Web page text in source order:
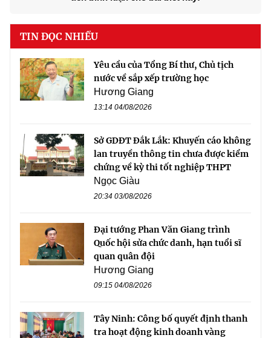
TIN ĐỌC NHIỀU
Yêu cầu của Tổng Bí thư, Chủ tịch
nước về sắp xếp trường học
Hương Giang
13:14 04/08/2026
Sở GDĐT Đắk Lắk: Khuyến cáo không
lan truyền thông tin chưa được kiểm
chứng về kỳ thi tốt nghiệp THPT
Ngọc Giàu
20:34 03/08/2026
Đại tướng Phan Văn Giang trình
Quốc hội sửa chức danh, hạn tuổi sĩ
quan quân đội
Hương Giang
09:15 04/08/2026
Tây Ninh: Công bố quyết định thanh
tra hoạt động kinh doanh vàng